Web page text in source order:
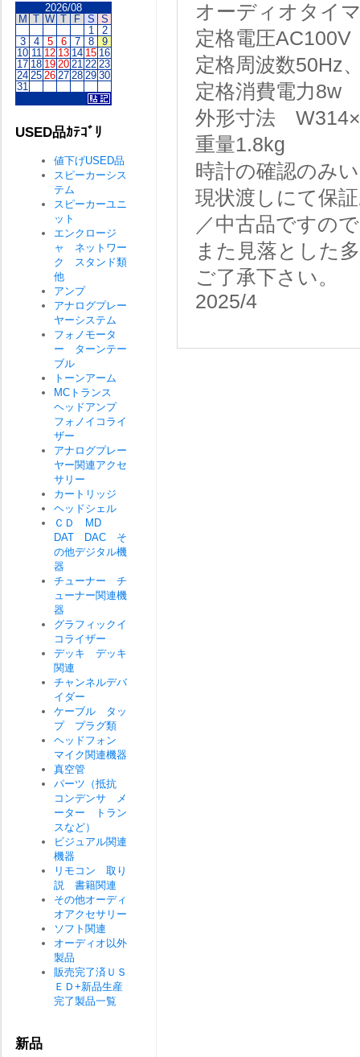
オーディオタイ
定格電圧AC100V
定格周波数50Hz
定格消費電力8w
外形寸法
重量1.8kg
時計の確認のみ
現状渡しにて保
／中古品ですの
また見落とした
ご了承下さい。
2025/4
2026/08
M T W T F S S
1
2
3
4 5 6 7 8
9
10 11 12 13 14 15 16
17 18 19 20 21 22 23
24 25 26 27 28 29 30
31
USED品ｶﾃｺﾞﾘ
値下げUSED品
スピーカーシス
テム
スピーカーユニ
ット
エンクロージ
ャ ネットワー
ク スタンド類
他
アンプ
アナログプレー
ヤーシステム
フォノモータ
ー ターンテー
ブル
トーンアーム
MCトランス
ヘッドアンプ
フォノイコライ
ザー
アナログプレー
ヤー関連アクセ
サリー
カートリッジ
ヘッドシェル
ＣＤ MD
DAT DAC そ
の他デジタル機
器
チューナー チ
ューナー関連機
器
グラフィックイ
コライザー
デッキ デッキ
関連
チャンネルデバ
イダー
ケーブル タッ
プ プラグ類
ヘッドフォン
マイク関連機器
真空管
パーツ（抵抗
コンデンサ メ
ーター トラン
スなど）
ビジュアル関連
機器
リモコン 取り
説 書籍関連
その他オーディ
オアクセサリー
ソフト関連
オーディオ以外
製品
販売完了済ＵＳ
ＥＤ+新品生産
完了製品一覧
新品